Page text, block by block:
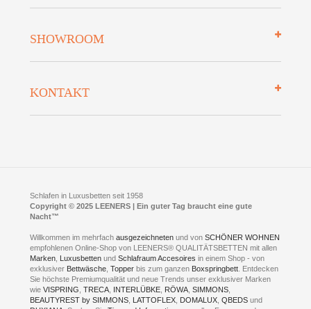
Finanzierung
Datenschutz
Preisgarantie
Presse
Jobs
SHOWROOM
Fotoalbum
Kontakt
KONTAKT
Neuer Showroom für unsere Onlineartikel.
Kontakt via:WhatsApp
Kontakt via:eMail
mögliche Zeiten für eine Showroom Terminreservierung
MO und DI geschlossen
Schlafen in Luxusbetten seit 1958
Copyright © 2025 LEENERS | Ein guter Tag braucht eine gute
Nacht™
Willkommen im mehrfachausgezeichnetenund vonSCHÖNER WOHNEN
empfohlenen Online-Shop von LEENERS® QUALITÄTSBETTEN mit allen
Marken Luxusbetten undSchlafraum Accesoires in einem Shop - von
exklusiver Bettwäsche ,Topper bis zum ganzen Boxspringbett . Entdecken
Sie höchste Premiumqualität und neue Trends unser exklusiver Marken
wieVISPRING ,TRECA INTERLÜBKE RÖWA ,SIMMONS
BEAUTYREST by SIMMONS LATTOFLEX DOMALUX ,QBEDS und